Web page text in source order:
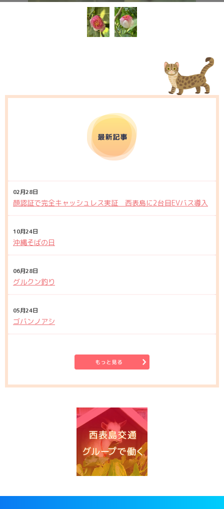
02月28日
顔認証で完全キャッシュレス実証 西表島に2台目EVバス導入
10月24日
沖縄そばの日
06月28日
グルクン釣り
05月24日
ゴバンノアシ